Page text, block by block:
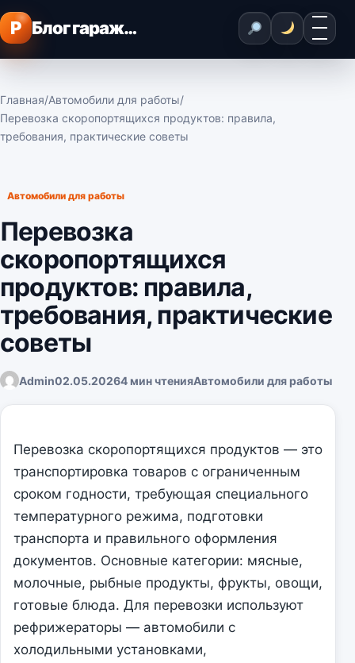
Перейти к содержимому
P Блог гаражного мастера Меню
Главная/Автомобили для работы/
Перевозка скоропортящихся продуктов: правила,
требования, практические советы
Автомобили для работы
Перевозка
скоропортящихся
продуктов: правила,
требования, практические
советы
Admin02.05.20264 мин чтенияАвтомобили для работы
Перевозка скоропортящихся продуктов — это
транспортировка товаров с ограниченным
сроком годности, требующая специального
температурного режима, подготовки
транспорта и правильного оформления
документов. Основные категории: мясные,
молочные, рыбные продукты, фрукты, овощи,
готовые блюда. Для перевозки используют
рефрижераторы — автомобили с
холодильными установками,